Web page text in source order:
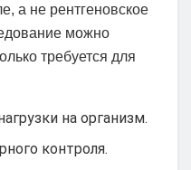
а не рентгеновское
можно
требуется для
на организм.
контроля.